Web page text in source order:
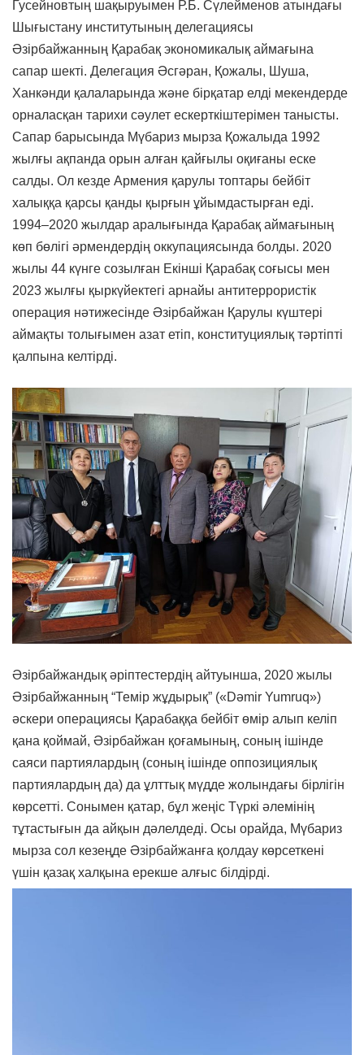
Гусейновтың шақыруымен Р.Б. Сүлейменов атындағы
Шығыстану институтының делегациясы
Әзірбайжанның Қарабақ экономикалық аймағына
сапар шекті. Делегация Әсгәран, Қожалы, Шуша,
Ханкәнди қалаларында және бірқатар елді мекендерде
орналасқан тарихи сәулет ескерткіштерімен танысты.
Сапар барысында Мүбариз мырза Қожалыда 1992
жылғы ақпанда орын алған қайғылы оқиғаны еске
салды. Ол кезде Армения қарулы топтары бейбіт
халыққа қарсы қанды қырғын ұйымдастырған еді.
1994–2020 жылдар аралығында Қарабақ аймағының
көп бөлігі әрмендердің оккупациясында болды. 2020
жылы 44 күнге созылған Екінші Қарабақ соғысы мен
2023 жылғы қыркүйектегі арнайы антитеррористік
операция нәтижесінде Әзірбайжан Қарулы күштері
аймақты толығымен азат етіп, конституциялық тәртіпті
қалпына келтірді.
Әзірбайжандық әріптестердің айтуынша, 2020 жылы
Әзірбайжанның “Темір жұдырық” («Dәmir Yumruq»)
әскери операциясы Қарабаққа бейбіт өмір алып келіп
қана қоймай, Әзірбайжан қоғамының, соның ішінде
саяси партиялардың (соның ішінде оппозициялық
партиялардың да) да ұлттық мүдде жолындағы бірлігін
көрсетті. Сонымен қатар, бұл жеңіс Түркі әлемінің
тұтастығын да айқын дәлелдеді. Осы орайда, Мүбариз
мырза сол кезеңде Әзірбайжанға қолдау көрсеткені
үшін қазақ халқына ерекше алғыс білдірді.